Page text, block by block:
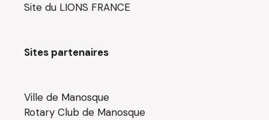
Site du LIONS FRANCE
Sites partenaires
Ville de Manosque
Rotary Club de Manosque